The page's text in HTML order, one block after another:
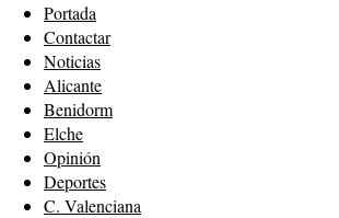
Portada
Contactar
Noticias
Alicante
Benidorm
Elche
Opinión
Deportes
C. Valenciana